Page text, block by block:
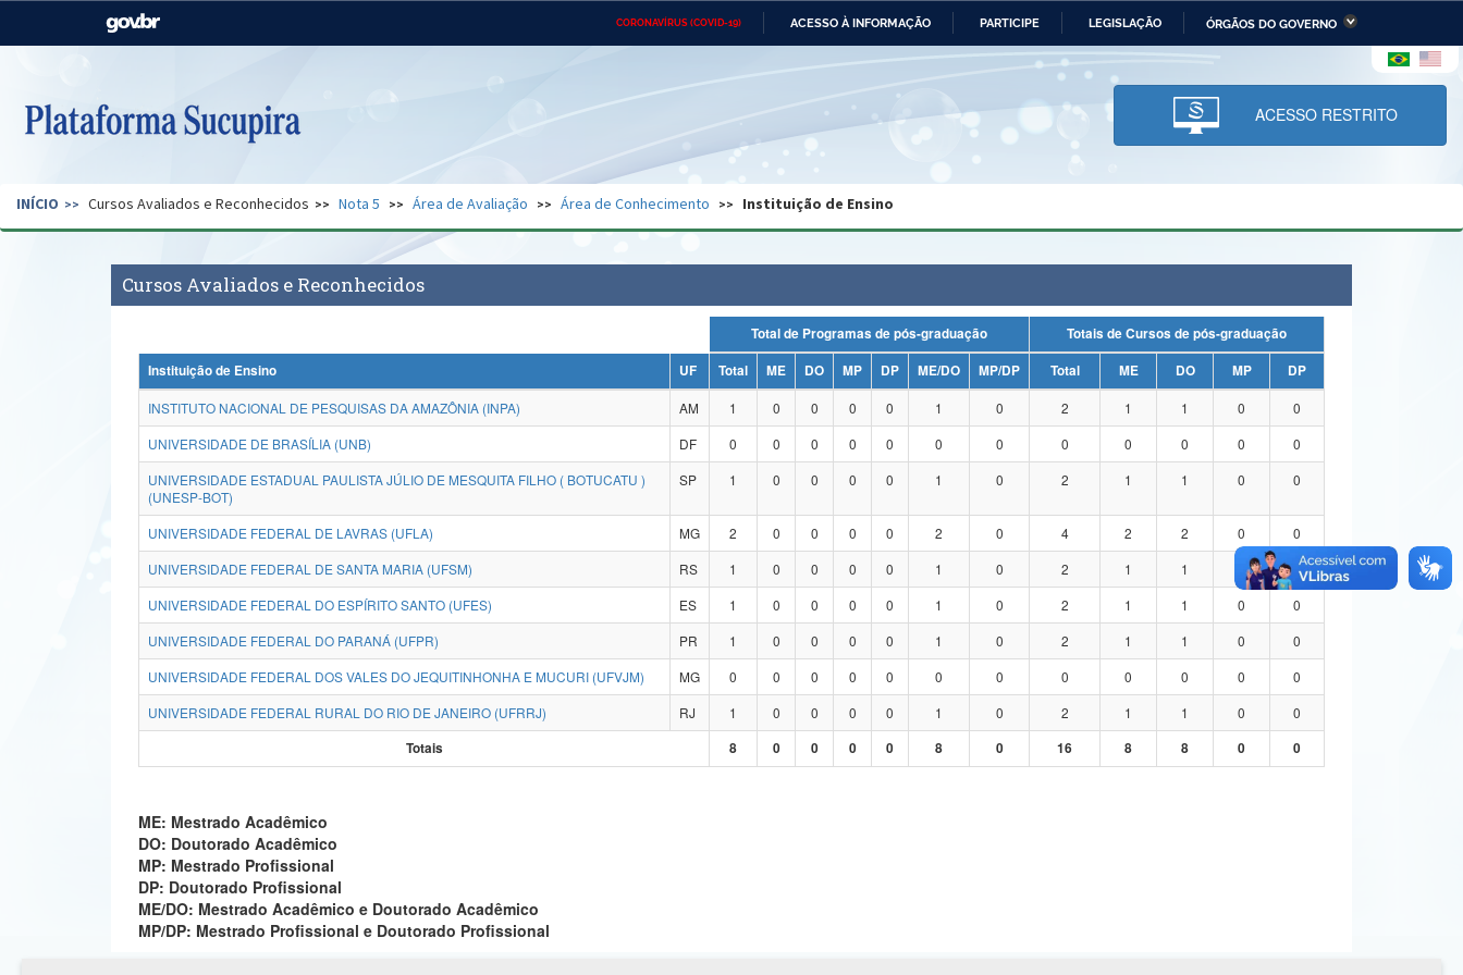
CORONAVÍRUS (COVID-19) ACESSO À INFORMAÇÃO PARTICIPE LEGISLAÇÃO ÓRGÃOS DO GOVERNO
Casa Civil Ministério das Relações Ministério da Economia Ministério da Infraestrutura
Pecuária e Abastecimento
Ministério da Ciência,
Tecnologia, Inovações e
Comunicações
Ministério do Desenvolvimento
Regional e dos Direitos Humanos
Secretaria de Governo Gabinete de Segurança Advocacia-Geral da União Banco Central do Brasil Planalto
ACESSO RESTRITO
INÍCIO Cursos Avaliados e Reconhecidos Nota 5 Área de Avaliação Área de Conhecimento Instituição de Ensino
Cursos Avaliados e Reconhecidos
Total de Programas de pós-graduação
Totais de Cursos de pós-graduação
Instituição de Ensino
UF Total ME DO MP DP ME/DO MP/DP Total ME DO MP
DP
INSTITUTO NACIONAL DE PESQUISAS DA AMAZÔNIA (INPA)
AM 1 0 0 0 0 1 0 2 1 1 0
0
UNIVERSIDADE DE BRASÍLIA (UNB)
DF 0 0 0 0 0 0 0 0 0 0 0
0
UNIVERSIDADE ESTADUAL PAULISTA JÚLIO DE MESQUITA FILHO ( BOTUCATU )
(UNESP-BOT)
SP 1 0 0 0 0 1 0 2 1 1 0 0
UNIVERSIDADE FEDERAL DE LAVRAS (UFLA) MG 2 0 0 0 0 2 0 4 2 2 0
0
UNIVERSIDADE FEDERAL DE SANTA MARIA (UFSM)
RS 1 0 0 0 0 1 0 2 1 1
0
UNIVERSIDADE FEDERAL DO ESPÍRITO SANTO (UFES)
ES 1 0 0 0 0 1 0 2 1 1 0
0
UNIVERSIDADE FEDERAL DO PARANÁ (UFPR)
PR 1 0 0 0 0 1 0 2 1 1 0
0
UNIVERSIDADE FEDERAL DOS VALES DO JEQUITINHONHA E MUCURI (UFVJM)
MG 0 0 0 0 0 0 0 0 0 0 0
0
UNIVERSIDADE FEDERAL RURAL DO RIO DE JANEIRO (UFRRJ)
RJ 1 0 0 0 0 1 0 2 1 1 0
0
Totais
8 0 0 0 0 8 0 16 8 8 0 0
ME: Mestrado Acadêmico
DO: Doutorado Acadêmico
MP: Mestrado Profissional
DP: Doutorado Profissional
ME/DO: Mestrado Acadêmico e Doutorado Acadêmico
MP/DP: Mestrado Profissional e Doutorado Profissional